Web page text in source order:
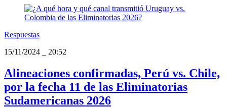
Respuestas
15/11/2024
20:52
Alineaciones confirmadas, Perú vs. Chile,
por la fecha 11 de las Eliminatorias
Sudamericanas 2026